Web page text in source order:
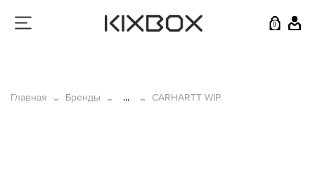
0
Главная Бренды ... CARHARTT WIP